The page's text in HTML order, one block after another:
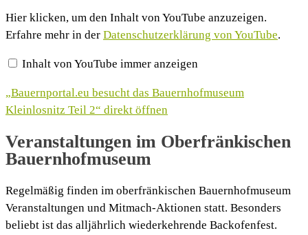
„Bauernportal.eu
besucht
das
Teil
YouTube
anzeigen
Hier klicken, um den Inhalt von YouTube anzuzeigen.
Erfahre mehr in der Datenschutzerklärung von YouTube.
Inhalt von YouTube immer anzeigen
„Bauernportal.eu besucht das Bauernhofmuseum
Kleinlosnitz Teil 2“ direkt öffnen
Veranstaltungen im Oberfränkischen
Bauernhofmuseum
Regelmäßig finden im oberfränkischen Bauernhofmuseum
Veranstaltungen und Mitmach-Aktionen statt. Besonders
beliebt ist das alljährlich wiederkehrende Backofenfest.